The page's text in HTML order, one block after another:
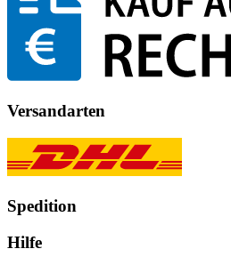
Versandarten
Spedition
Hilfe